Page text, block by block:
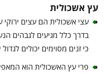
עץ אשכולית
עצי אשכולית הם עצים ירוקי
כי זנים מסוימים יכולים לגדול
פרי עץ האשכולית הוא